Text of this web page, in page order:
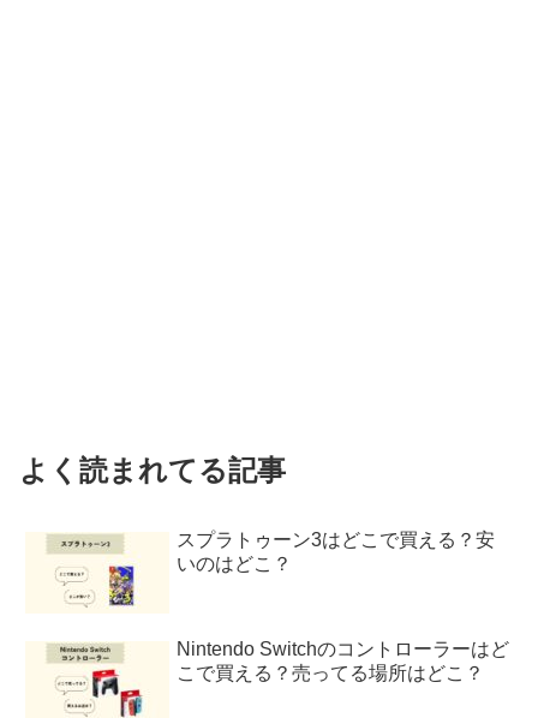
よく読まれてる記事
スプラトゥーン3はどこで買える？安
いのはどこ？
Nintendo Switchのコントローラーはど
こで買える？売ってる場所はどこ？